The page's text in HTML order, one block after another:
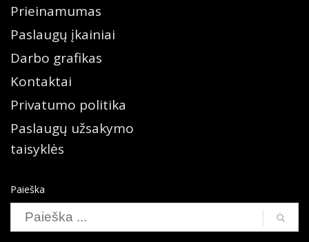
Prieinamumas
Paslaugų įkainiai
Darbo grafikas
Kontaktai
Privatumo politika
Paslaugų užsakymo
taisyklės
Paieška
Search